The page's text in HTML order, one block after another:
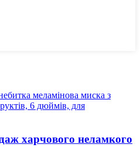
харчового неламкого